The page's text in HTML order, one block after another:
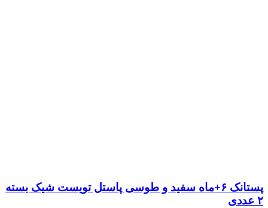
پستانک ۶+ماه سفید و طوسی پاستل تویست شیک بسته
۲ عددی